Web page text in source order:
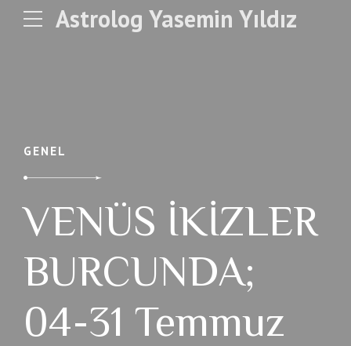
Astrolog Yasemin Yıldız
GENEL
VENÜS İKİZLER
BURCUNDA;
04-31 Temmuz